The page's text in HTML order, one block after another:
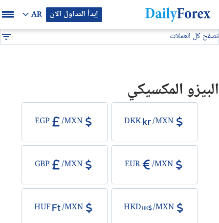
إبدأ التداول الآن AR
بيان إعلاني
تصفح كل العملات
GBP/USD
USD/JPY
USD/CAD
البيزو المكسيكي
MXN
/
DKK
MXN
/
EGP
MXN
/
EUR
MXN
/
GBP
MXN
/
HKD
MXN
/
HUF